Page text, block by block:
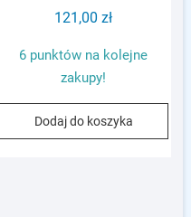
121,00zł
6 punktów na kolejne
zakupy!
Dodaj do koszyka